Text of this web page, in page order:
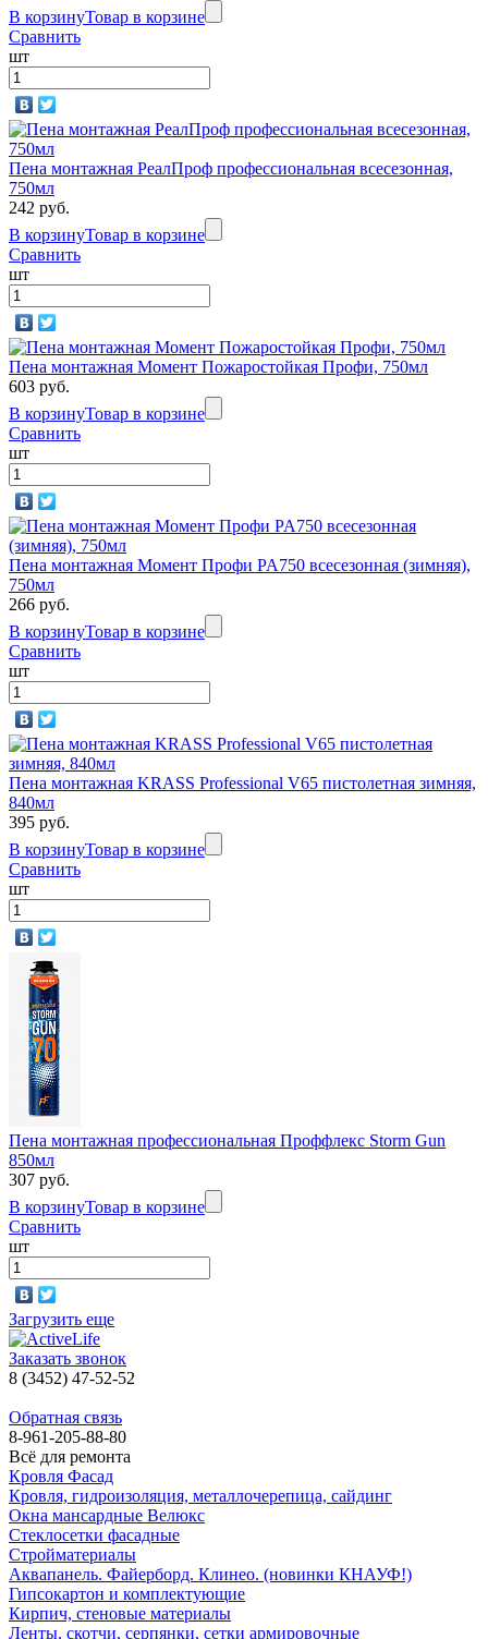
В корзинуТовар в корзине
Сравнить
шт
Пена монтажная РеалПроф профессиональная всесезонная,
750мл
242 руб.
В корзинуТовар в корзине
Сравнить
шт
Пена монтажная Момент Пожаростойкая Профи, 750мл
603 руб.
В корзинуТовар в корзине
Сравнить
шт
Пена монтажная Момент Профи PA750 всесезонная (зимняя),
750мл
266 руб.
В корзинуТовар в корзине
Сравнить
шт
Пена монтажная KRASS Professional V65 пистолетная зимняя,
840мл
395 руб.
В корзинуТовар в корзине
Сравнить
шт
Пена монтажная профессиональная Проффлекс Storm Gun
850мл
307 руб.
В корзинуТовар в корзине
Сравнить
шт
Загрузить еще
Заказать звонок
8 (3452) 47-52-52
Обратная связь
8-961-205-88-80
Всё для ремонта
Кровля Фасад
Кровля, гидроизоляция, металлочерепица, сайдинг
Окна мансардные Велюкс
Стеклосетки фасадные
Стройматериалы
Аквапанель. Файерборд. Клинео. (новинки КНАУФ!)
Гипсокартон и комплектующие
Кирпич, стеновые материалы
Ленты, скотчи, серпянки, сетки армировочные